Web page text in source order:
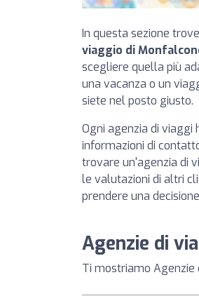
In questa sezione
viaggio di
scegliere quella più
una vacanza o un
siete nel posto giusto.
Ogni agenzia di viaggi
informazioni di
trovare un'agenzia di
le valutazioni di altri
prendere una
Agenzie di
Ti mostriamo Agenzie